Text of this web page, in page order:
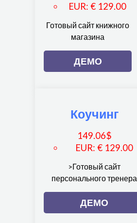
EUR:€ 129.00
Готовый сайт книжного
магазина
ДЕМО
Коучинг
149.06$
EUR: € 129.00
>Готовый сайт
персонального тренера
ДЕМО